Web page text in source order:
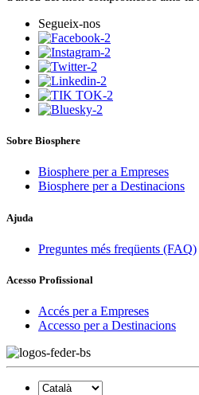
Segueix-nos
Sobre Biosphere
Biosphere per a Empreses
Biosphere per a Destinacions
Ajuda
Preguntes més freqüents (FAQ)
Acesso Profissional
Accés per a Empreses
Accesso per a Destinacions